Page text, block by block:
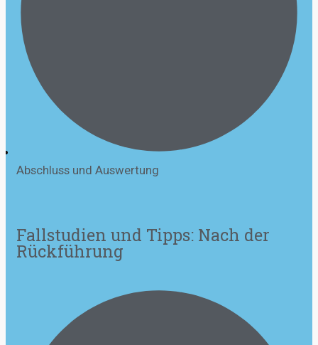
Abschluss und Auswertung
Fallstudien und Tipps: Nach der
Rückführung